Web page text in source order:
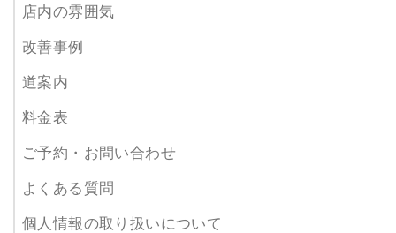
店内の雰囲気
改善事例
道案内
料金表
ご予約・お問い合わせ
よくある質問
個人情報の取り扱いについて